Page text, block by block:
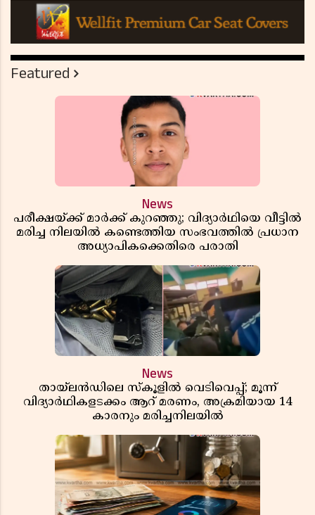
Featured
News
പരീക്ഷയ്ക്ക് മാർക്ക് കുറഞ്ഞു; വിദ്യാർഥിയെ വീട്ടിൽ
മരിച്ച നിലയിൽ കണ്ടെത്തിയ സംഭവത്തിൽ പ്രധാന
അധ്യാപികക്കെതിരെ പരാതി
News
തായ്‌ലൻഡിലെ സ്‌കൂളിൽ വെടിവെപ്പ്; മൂന്ന്
വിദ്യാർഥികളടക്കം ആറ് മരണം, അക്രമിയായ 14
കാരനും മരിച്ചനിലയിൽ